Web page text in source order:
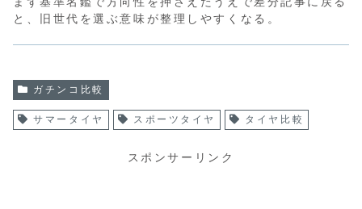
と、旧世代を選ぶ意味が整理しやすくなる。
ガチンコ比較
サマータイヤ スポーツタイヤ タイヤ比較
スポンサーリンク